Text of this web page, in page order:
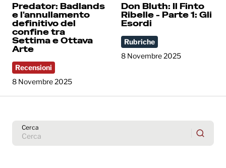
Predator: Badlands
e l'annullamento
definitivo del
confine tra
Settima e Ottava
Arte
Recensioni
8 Novembre 2025
Don Bluth: Il Finto
Ribelle - Parte 1: Gli
Esordi
Rubriche
8 Novembre 2025
Cerca